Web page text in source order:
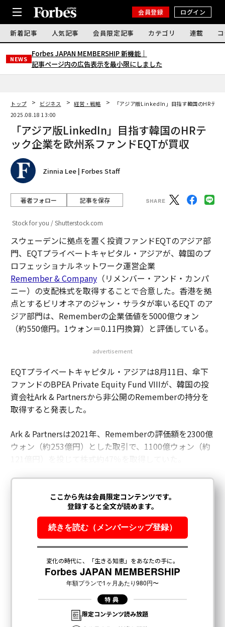
会員登録 ログイン
新着記事 人気記事 会員限定記事 カテゴリ 連載
NEWS
Forbes JAPAN MEMBERSHIP 新機能｜
記事ページ内の広告表示を最小限にしました
トップ ビジネス 経営・戦略
「アジア版LinkedIn」目指す韓国のHRテッ
2025.08.18 13:00
「アジア版LinkedIn」目指す韓国のHRテ
ック企業を欧州系ファンドEQTが買収
Zinnia Lee | Forbes Staff
著者フォロー 記事を保存
Stock for you / Shutterstock.com
スウェーデンに拠点を置く投資ファンドEQTのアジア部
門、EQTプライベートキャピタル・アジアが、韓国のプ
ロフェッショナルネットワーク運営企業
Remember & Company（リメンバー・アンド・カンパ
ニー）の支配株式を取得することで合意した。香港を拠
点とするビリオネアのジャン・サラタが率いるEQT のア
ジア部門は、Rememberの企業価値を5000億ウォン
（約550億円。1ウォン＝0.11円換算）と評価している。
advertisement
EQTプライベートキャピタル・アジアは8月11日、傘下
ファンドのBPEA Private Equity Fund VIIIが、韓国の投
資会社Ark & Partnersから非公開のRememberの持分を
取得すると発表した。
Ark & Partnersは2021年、Rememberの評価額を2300億
ウォン（約253億円）とした取引で、1100億ウォン（約